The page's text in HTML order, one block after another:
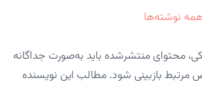
نوشته‌ها
محتوای منتشرشده باید به‌صورت جداگانه
بازبینی شود. مطالب این نویسنده